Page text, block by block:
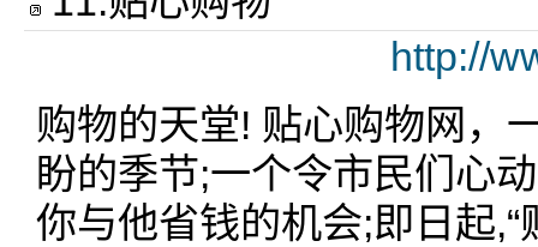
http://
购物的天堂! 贴心购物网，
盼的季节;一个令市民们心
你与他省钱的机会;即日起,“